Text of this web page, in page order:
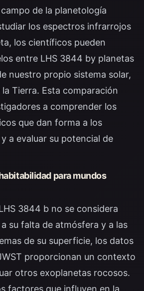
de la planetología
los espectros infrarrojos
los científicos pueden
entre LHS 3844 by planetas
nuestro propio sistema solar,
Tierra. Esta comparación
a comprender los
que dan forma a los
a evaluar su potencial de
para mundos
3844 b no se considera
su falta de atmósfera y a las
de su superficie, los datos
proporcionan un contexto
otros exoplanetas rocosos.
factores que influyen en la